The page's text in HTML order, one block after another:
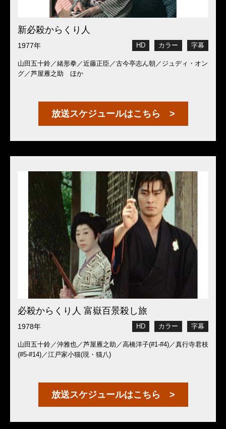
新必殺からくり人
1977年 字幕
カラー
HD
山田五十鈴／緒形拳／近藤正臣／古今亭志ん朝／ジュディ・オン
グ／芦屋雁之助 ほか
放送スケジュールはこちら >
必殺からくり人 富嶽百景殺し旅
1978年 字幕
カラー
HD
山田五十鈴／沖雅也／芦屋雁之助／高橋洋子(#1-#4)／真行寺君枝
(#5-#14)／江戸家小猫(現・猫八)
放送スケジュールはこちら >